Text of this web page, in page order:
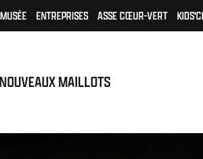
MUSÉE ENTREPRISES ASSE CŒUR-VERT
MAILLOTS